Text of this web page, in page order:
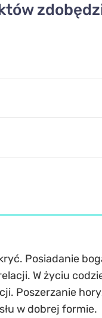
Posiadanie
W życiu
Poszerzanie
w dobrej formie.